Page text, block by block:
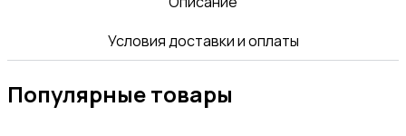
Условия доставки и оплаты
Популярные товары